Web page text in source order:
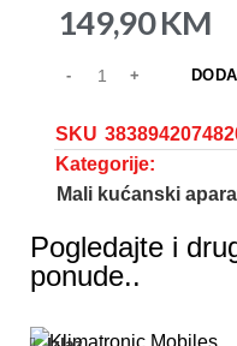
149,90KM
SKU
Kategorije:
Mali kućanski
Pogledajte i
ponude..